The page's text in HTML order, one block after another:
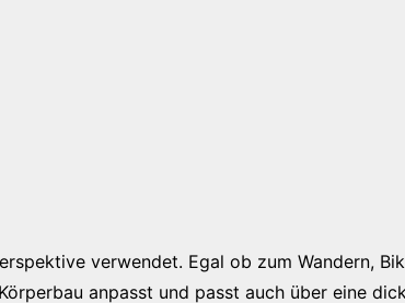
verwendet. Egal ob zum Wandern,
anpasst und passt auch über eine